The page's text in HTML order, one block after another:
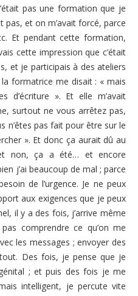
pas une formation que je
pas, et on m’avait forcé, parce
Et pendant cette formation,
cette impression que c’était
et je participais à des ateliers
formatrice me disait : « mais
d’écriture ». Et elle m’avait
surtout ne vous arrêtez pas,
n’êtes pas fait pour être sur le
». Et donc ça aurait dû au
non, ça a été… et encore
j’ai beaucoup de mal ; parce
de l’urgence. Je ne peux
aux exigences que je peux
il y a des fois, j’arrive même
comprendre ce qu’on me
les messages ; envoyer des
Des fois, je pense que je
; et puis des fois je me
intelligent, je percute vite